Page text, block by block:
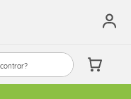
a encontrar?